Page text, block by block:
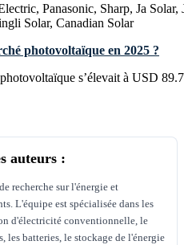
Panasonic, Sharp, Ja Solar,
Solar, Canadian Solar
photovoltaïque en 2025 ?
s’élevait à USD
auteurs :
recherche sur l'énergie et
L'équipe est spécialisée dans les
d'électricité conventionnelle, le
les batteries, le stockage de l'énergie